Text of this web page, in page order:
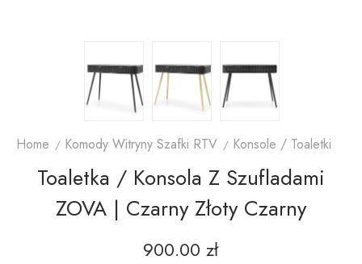
Home Komody Witryny Szafki RTV Konsole / Toaletki
Toaletka / Konsola Z Szufladami
ZOVA | Czarny Złoty Czarny
900.00 zł